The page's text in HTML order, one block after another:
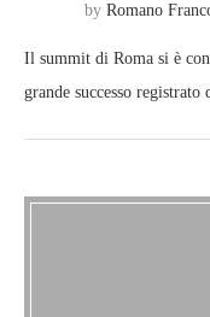
by Romano
Il summit di Roma si è
grande successo